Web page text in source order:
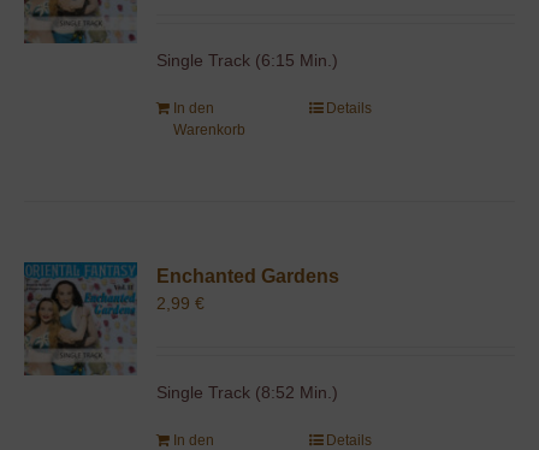
Single Track (6:15 Min.)
In den
Warenkorb
Details
Enchanted Gardens
2,99€
Single Track (8:52 Min.)
In den
Details